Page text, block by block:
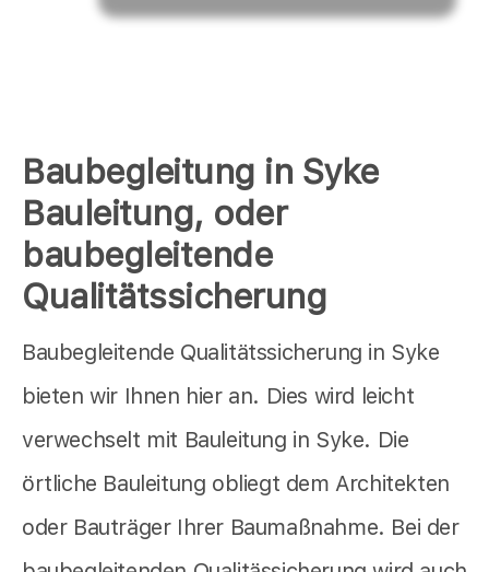
Baubegleitung in Syke
Bauleitung, oder
baubegleitende
Qualitätssicherung
Baubegleitende Qualitätssicherung in Syke
bieten wir Ihnen hier an. Dies wird leicht
verwechselt mit Bauleitung in Syke. Die
örtliche Bauleitung obliegt dem Architekten
oder Bauträger Ihrer Baumaßnahme. Bei der